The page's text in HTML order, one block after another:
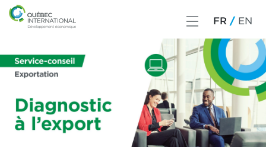
FR EN